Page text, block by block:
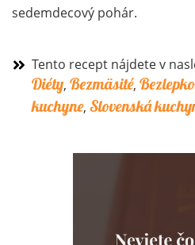
sedemdecový pohár.
Tento recept nájdete v
Diéty, Bezmäsité,
kuchyne, Slovenská